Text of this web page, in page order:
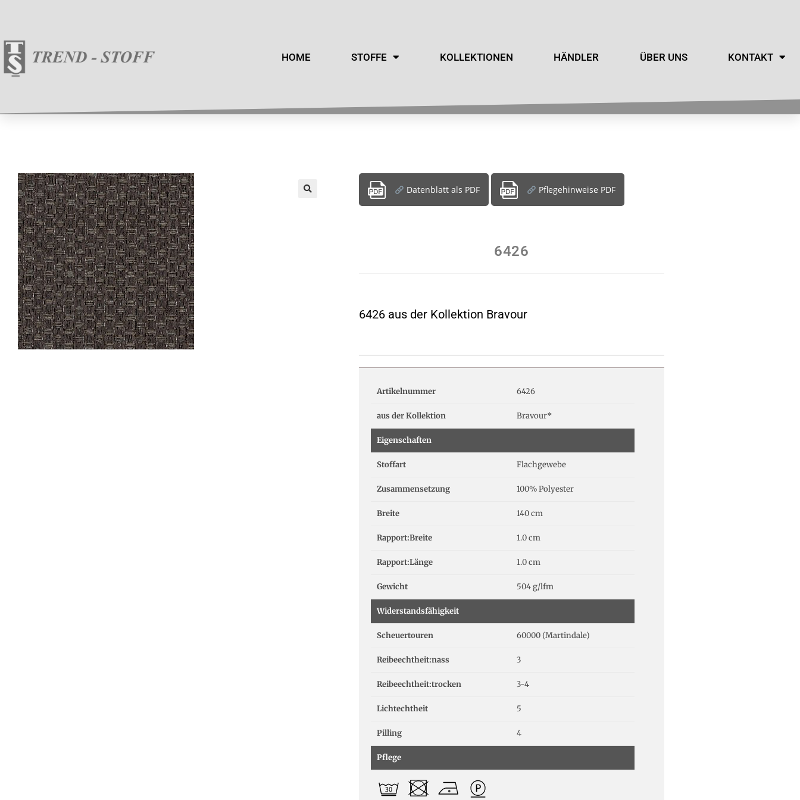
HOME STOFFE KOLLEKTIONEN HÄNDLER ÜBER UNS KONTAKT
Datenblatt als PDF Pflegehinweise PDF
6426
6426 aus der Kollektion Bravour
Artikelnummer 6426
aus der Kollektion Bravour*
Eigenschaften
Stoffart Flachgewebe
Zusammensetzung 100% Polyester
Breite 140 cm
Rapport:Breite 1.0 cm
Rapport:Länge 1.0 cm
Gewicht 504 g/lfm
Widerstandsfähigkeit
Scheuertouren 60000 (Martindale)
Reibeechtheit:nass 3
Reibeechtheit:trocken 3-4
Lichtechtheit 5
Pilling 4
Pflege